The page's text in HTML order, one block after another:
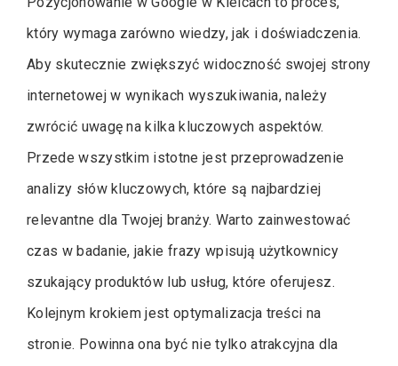
który wymaga zarówno wiedzy, jak i doświadczenia.
Aby skutecznie zwiększyć widoczność swojej strony
internetowej w wynikach wyszukiwania, należy
zwrócić uwagę na kilka kluczowych aspektów.
Przede wszystkim istotne jest przeprowadzenie
analizy słów kluczowych, które są najbardziej
relevantne dla Twojej branży. Warto zainwestować
czas w badanie, jakie frazy wpisują użytkownicy
szukający produktów lub usług, które oferujesz.
Kolejnym krokiem jest optymalizacja treści na
stronie. Powinna ona być nie tylko atrakcyjna dla